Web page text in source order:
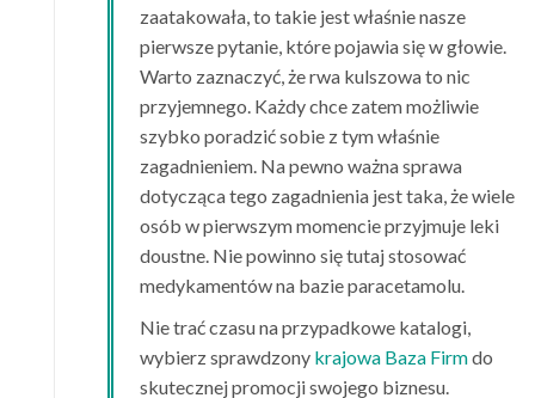
zaatakowała, to takie jest właśnie nasze
pierwsze pytanie, które pojawia się w głowie.
Warto zaznaczyć, że rwa kulszowa to nic
przyjemnego. Każdy chce zatem możliwie
szybko poradzić sobie z tym właśnie
zagadnieniem. Na pewno ważna sprawa
dotycząca tego zagadnienia jest taka, że wiele
osób w pierwszym momencie przyjmuje leki
doustne. Nie powinno się tutaj stosować
medykamentów na bazie paracetamolu.
Nie trać czasu na przypadkowe katalogi,
wybierz sprawdzony krajowa Baza Firmdo
skutecznej promocji swojego biznesu.